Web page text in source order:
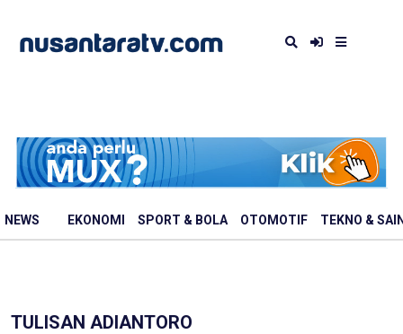
NEWS EKONOMI SPORT & BOLA OTOMOTIF TEKNO &
TULISAN ADIANTORO